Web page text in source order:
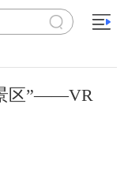
区”——VR